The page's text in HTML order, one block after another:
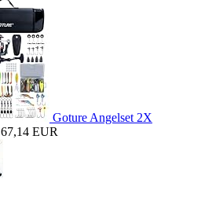
Goture Angelset 2X
67,14 EUR